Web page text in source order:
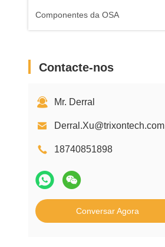
Componentes da OSA
Contacte-nos
Mr. Derral
Derral.Xu@trixontech.com
18740851898
Conversar Agora